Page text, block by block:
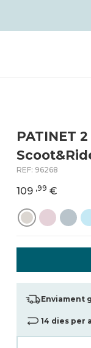
PATINET
REF: 96268
109 ,99 €
Enviament
14 dies per